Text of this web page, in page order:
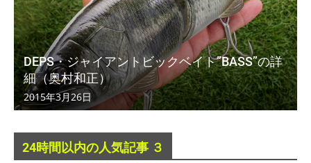
DEPS・ジャイアントビックベイト”BASS”の詳
細（奥村和正）
2015年3月26日
24時間以内の人気記事 ３